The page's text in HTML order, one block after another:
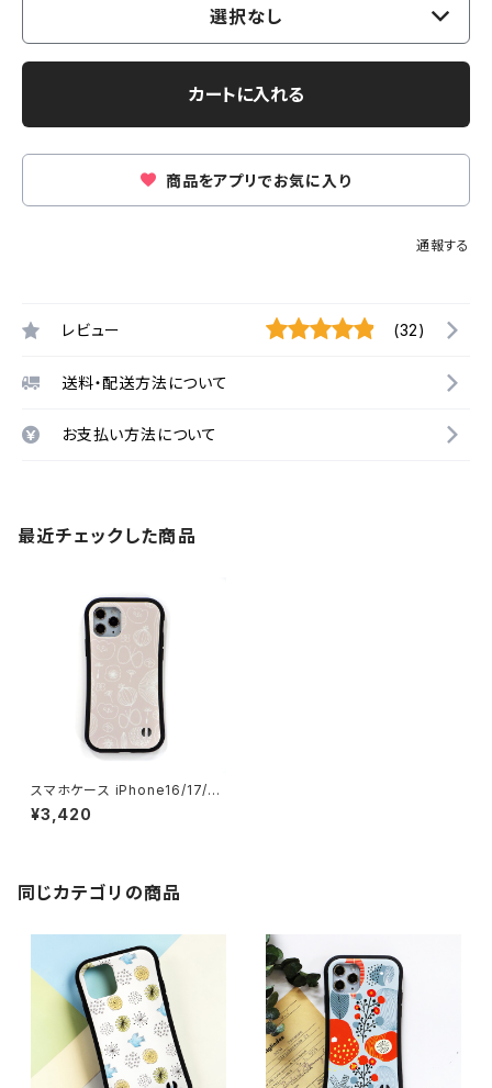
選択なし
カートに入れる
商品をアプリでお気に入り
通報する
レビュー (32)
送料・配送方法について
お支払い方法について
最近チェックした商品
スマホケース iPhone16/17/1
5/14/SE3 グリップケース 北欧
花柄 耐衝撃 持ちやすい【ひだま
¥3,420
同じカテゴリの商品